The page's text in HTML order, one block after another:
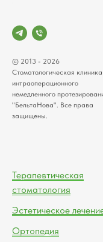
© 2013 - 2026
Стоматологическая клиника
интраоперационного
немедленного
"БельтаНова". Все права
защищены.
Терапевтическая
стоматология
Эстетическое
Ортопедия